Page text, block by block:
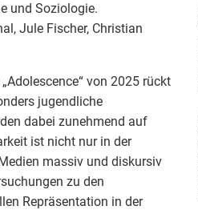
und Soziologie.
Jule Fischer, Christian
von 2025 rückt
jugendliche
dabei zunehmend auf
ist nicht nur in der
massiv und diskursiv
zu den
Repräsentation in der